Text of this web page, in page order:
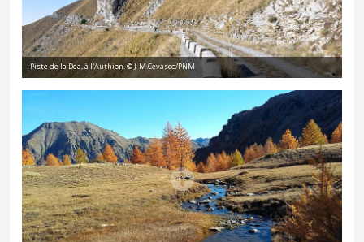
Piste de la Dea, à l'Authion. © J-M.Cevasco/PNM